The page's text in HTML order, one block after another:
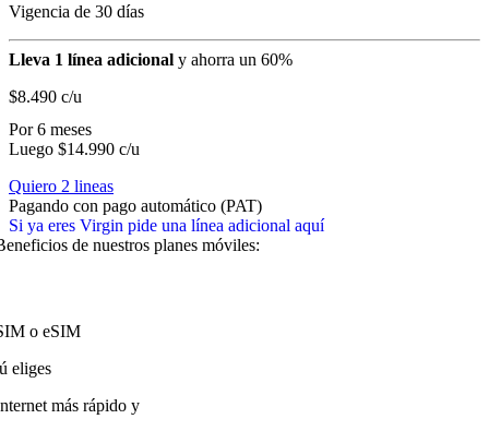
Vigencia de 30 días
Lleva 1 línea adicional y ahorra un 60%
$8.490 c/u
Por 6 meses
Luego $14.990 c/u
Quiero 2 lineas
Pagando con pago automático (PAT)
Si ya eres Virgin pide una línea adicional aquí
de nuestros planes móviles:
o eSIM
eliges
más rápido y